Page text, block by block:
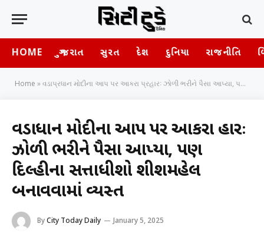
HOME ગુજરાત સુરત દેશ દુનિયા રાજનીતિ
Home »વડાપ્રધાન મોદીના આપ પર આકરા પ્રહારઃ ઝોળી ભરીને પૈસા આપ્યા, પણ દિલ્હીના સત્તાધીશો શીશમહેલ બનાવવામાં વ્યસ્ત
વડાપ્રધાન મોદીના આપ પર આકરા પ્રહારઃ
ઝોળી ભરીને પૈસા આપ્યા, પણ
દિલ્હીના સત્તાધીશો શીશમહેલ
બનાવવામાં વ્યસ્ત
ByCity Today Daily January 5, 2025